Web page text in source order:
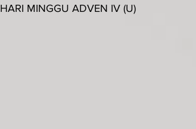
HARI MINGGU ADVEN IV (U)